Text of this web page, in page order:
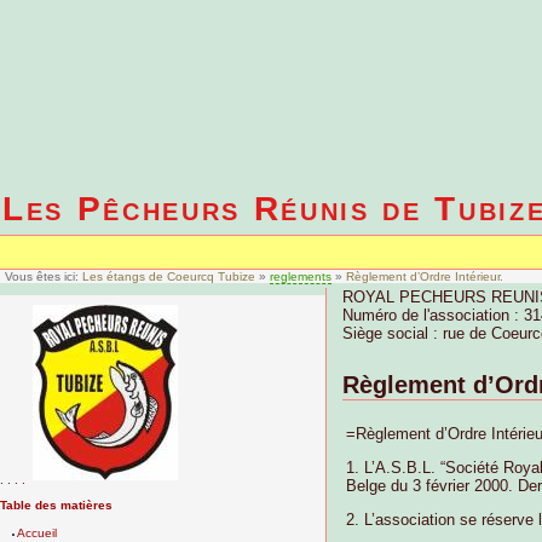
Les Pêcheurs Réunis de
Vous êtes ici: Les étangs de Coeurcq Tubize » reglements » Règlement d’Ordre Intérieur.
Table des matières
Accueil
ROYAL PECHEURS
Numéro de l'association :
Siège social : rue de
Règlement
=Règlement d’Ordre
1. L’A.S.B.L. “Société
Belge du 3 février 2000.
2. L’association se